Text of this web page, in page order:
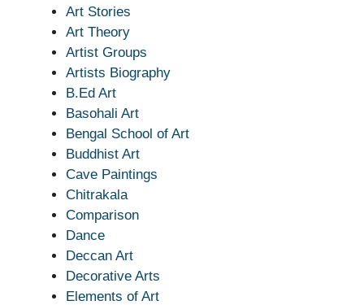
Art Stories
Art Theory
Artist Groups
Artists Biography
B.Ed Art
Basohali Art
Bengal School of Art
Buddhist Art
Cave Paintings
Chitrakala
Comparison
Dance
Deccan Art
Decorative Arts
Elements of Art